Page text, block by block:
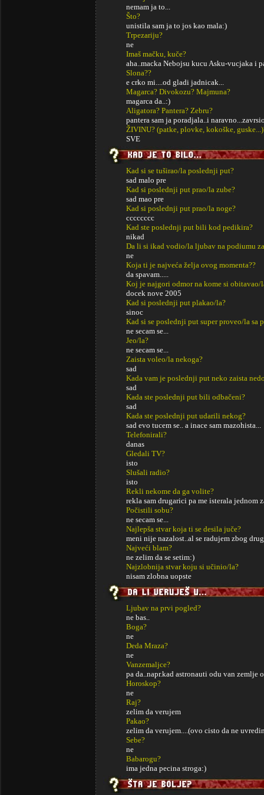
nemam ja to...
Što?
unistila sam ja to jos kao mala:)
Trpezariju?
ne
Imaš mačku, kuče?
aha..macka Nebojsu kucu Asku-vucjaka i
Slona??
e crko mi....od gladi jadnicak...
Magarca? Divokozu? Majmuna?
magarca da..:)
Aligatora? Pantera? Zebru?
pantera sam ja poradjala..i
ŽIVINU? (patke, plovke, kokoške,
SVE
Kad si se tuširao/la poslednji put?
sad malo pre
Kad si poslednji put prao/la zube?
sad mao pre
Kad si poslednji put prao/la noge?
cccccccc
Kad ste poslednji put bili kod pedikira?
nikad
Da li si ikad vodio/la ljubav na podiumu
ne
Koja ti je najveća želja ovog momenta??
da spavam.....
Koj je najgori odmor na kome si obitavao/
docek nove 2005
Kad si poslednji put plakao/la?
sinoc
Kad si se poslednji put super proveo/la sa
ne secam se...
Jeo/la?
ne secam se...
Zaista voleo/la nekoga?
sad
Kada vam je poslednji put neko zaista
sad
Kada ste poslednji put bili odbačeni?
sad
Kada ste poslednji put udarili nekog?
sad evo tucem se.. a inace sam mazohista...
Telefonirali?
danas
Gledali TV?
isto
Slušali radio?
isto
Rekli nekome da ga volite?
rekla sam drugarici pa me isterala jednom
Počistili sobu?
ne secam se...
Najlepša stvar koja ti se desila juče?
meni nije nazalost..al se radujem zbog
Najveći blam?
ne zelim da se setim:)
Najzlobnija stvar koju si učinio/la?
nisam zlobna uopste
Ljubav na prvi pogled?
ne bas..
Boga?
ne
Deda Mraza?
ne
Vanzemaljce?
pa da..napr.kad astronauti odu van zemlje
Horoskop?
ne
Raj?
zelim da verujem
Pakao?
zelim da verujem....(ovo cisto da ne
Sebe?
ne
Babarogu?
ima jedna pecina stroga:)